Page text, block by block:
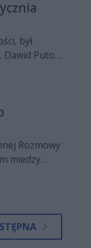
był
Dawid Puton
Pracy czy
Rozmowy
miedzy